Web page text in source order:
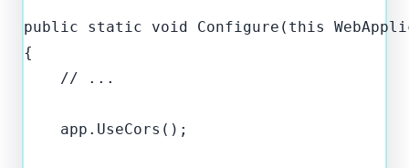
public static void Configure(this
{
    // ...
    app.UseCors();